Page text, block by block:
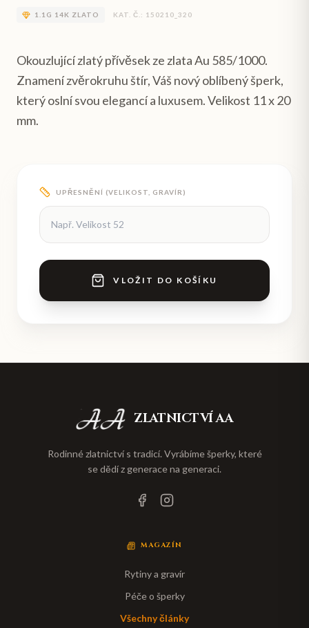
1.1 G 14K ZLATO KAT. Č.: 150210_320
Okouzlující zlatý přívěsek ze zlata Au 585/1000.
Znamení zvěrokruhu štír, Váš nový oblíbený šperk,
který oslní svou elegancí a luxusem. Velikost 11 x 20
mm.
UPŘESNĚNÍ (VELIKOST, GRAVÍR)
VLOŽIT DO KOŠÍKU
ZLATNICTVÍ AA
Rodinné zlatnictví s tradicí. Vyrábíme šperky, které
se dědí z generace na generaci.
MAGAZÍN
Rytiny a gravír
Péče o šperky
Všechny články